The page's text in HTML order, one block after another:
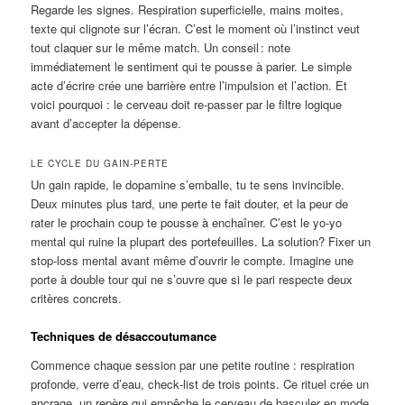
Regarde les signes. Respiration superficielle, mains moites,
texte qui clignote sur l’écran. C’est le moment où l’instinct veut
tout claquer sur le même match. Un conseil : note
immédiatement le sentiment qui te pousse à parier. Le simple
acte d’écrire crée une barrière entre l’impulsion et l’action. Et
voici pourquoi : le cerveau doit re-passer par le filtre logique
avant d’accepter la dépense.
LE CYCLE DU GAIN‑PERTE
Un gain rapide, le dopamine s’emballe, tu te sens invincible.
Deux minutes plus tard, une perte te fait douter, et la peur de
rater le prochain coup te pousse à enchaîner. C’est le yo‑yo
mental qui ruine la plupart des portefeuilles. La solution? Fixer un
stop‑loss mental avant même d’ouvrir le compte. Imagine une
porte à double tour qui ne s’ouvre que si le pari respecte deux
critères concrets.
Techniques de désaccoutumance
Commence chaque session par une petite routine : respiration
profonde, verre d’eau, check‑list de trois points. Ce rituel crée un